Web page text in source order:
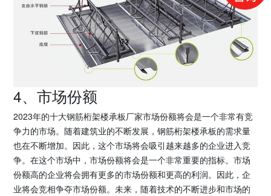
4、市场份额
2023年的十大钢筋桁架楼承板厂家市场份额将会是一个非常有竞
争力的市场。随着建筑业的不断发展，钢筋桁架楼承板的需求量
也在不断增加。因此，这个市场将会吸引越来越多的企业进入竞
争。在这个市场中，市场份额将会是一个非常重要的指标。市场
份额高的企业将会拥有更多的市场份额和更高的利润。因此，企
业将会竞相争夺市场份额。未来，随着技术的不断进步和市场的